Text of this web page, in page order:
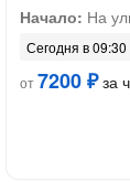
Начало: На
Сегодня в 09:30
от7200 ₽за